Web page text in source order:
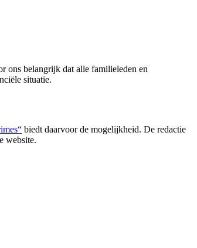
ons belangrijk dat alle familieleden en
situatie.
biedt daarvoor de mogelijkheid. De redactie
website.